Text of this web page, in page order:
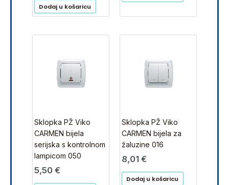
Dodaj u košaricu
Sklopka PŽ Viko
CARMEN bijela
serijska s kontrolnom
lampicom 050
5,50 €
Sklopka PŽ Viko
CARMEN bijela za
žaluzine 016
8,01 €
Dodaj u košaricu